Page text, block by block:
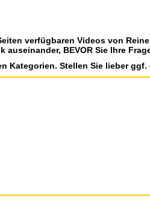
verfügbaren Videos von
BEVOR Sie Ihre
Kategorien. Stellen Sie lieber ggf.